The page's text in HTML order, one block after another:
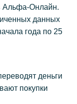
Альфа-Онлайн.
данных
года по 25
деньги
покупки